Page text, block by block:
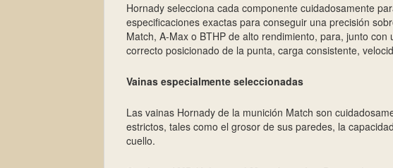
Hornady selecciona cada componente cuidadosamente
especificaciones exactas para conseguir una precisión
Match, A-Max o BTHP de alto rendimiento, para, junto
correcto posicionado de la punta, carga consistente,
Vainas especialmente seleccionadas
Las vainas Hornady de la munición Match son
estrictos, tales como el grosor de sus paredes, la
cuello.